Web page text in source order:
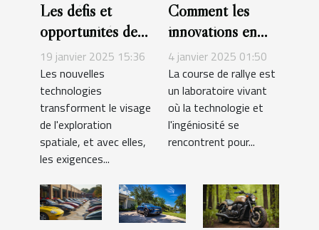
Les défis et
opportunités des
nouvelles
technologies dans
les combinaisons
spatiales
19 janvier 2025 15:36
Les nouvelles
technologies
transforment le visage
de l'exploration
spatiale, et avec elles,
les exigences...
Comment les
innovations en
rallye améliorent
la sécurité des
véhicules
4 janvier 2025 01:50
La course de rallye est
un laboratoire vivant
où la technologie et
l'ingéniosité se
rencontrent pour...